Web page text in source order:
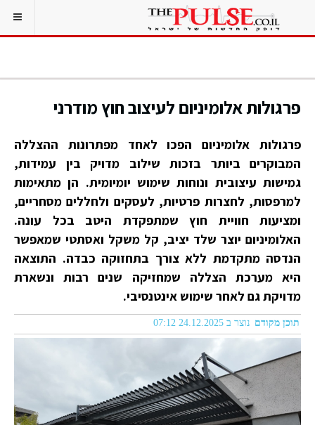
פרגולות אלומיניום לעיצוב חוץ מודרני
פרגולות אלומיניום הפכו לאחד מפתרונות ההצללה
המבוקרים ביותר בזכות שילוב מדויק בין עמידות,
גמישות עיצובית ונוחות שימוש יומיומית. הן מתאימות
למרפסות, לחצרות פרטיות, לעסקים ולחללים מסחריים,
ומציעות חוויית חוץ שמתפקדת היטב בכל עונה.
האלומיניום יוצר שלד יציב, קל משקל ואסתטי שמאפשר
הנדסה מתקדמת ללא צורך בתחזוקה כבדה. התוצאה
היא מערכת הצללה שמחזיקה שנים רבות ונשארת
מדויקת גם לאחר שימוש אינטנסיבי.
תוכן מקודם נוצר ב 24.12.2025 07:12